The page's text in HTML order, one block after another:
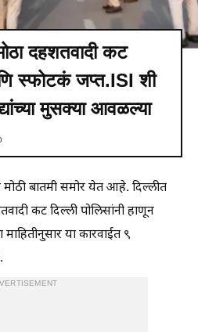
दहशतवादी कट
स्फोटकं जप्त.ISI शी
मुसक्या आवळल्या
मोठी बातमी समोर येत आहे. दिल्लीत
कट दिल्ली पोलिसांनी हाणून
या कारवाईत ९